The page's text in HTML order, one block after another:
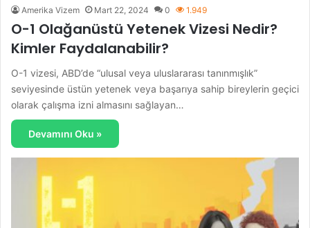
Amerika Vizem Mart 22, 2024 0 1.949
O-1 Olağanüstü Yetenek Vizesi Nedir?
Kimler Faydalanabilir?
O-1 vizesi, ABD’de “ulusal veya uluslararası tanınmışlık”
seviyesinde üstün yetenek veya başarıya sahip bireylerin geçici
olarak çalışma izni almasını sağlayan…
Devamını Oku »